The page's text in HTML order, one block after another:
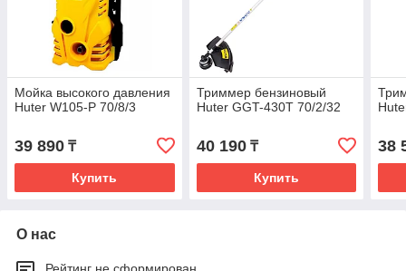
Мойка высокого давления
Huter W105-Р 70/8/3
39 890 ₸
Купить
Триммер бензиновый
Huter GGT-430T 70/2/32
40 190₸
Купить
38
О нас